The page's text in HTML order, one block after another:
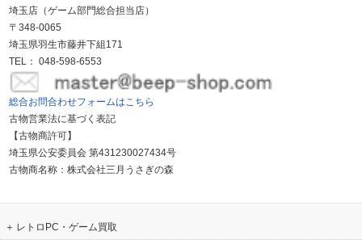
埼玉店（ゲーム部門総合担当店）
〒348-0065
埼玉県羽生市藤井下組171
TEL： 048-598-6553
総合お問合わせフォームはこちら
古物営業法に基づく表記
【古物商許可】
埼玉県公安委員会 第431230027434号
古物商名称：株式会社三月うさぎの森
レトロPC・ゲーム買取